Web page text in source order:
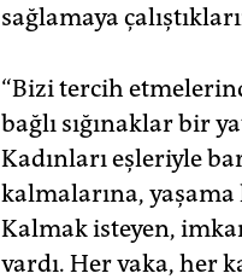
sağlamaya
“Bizi tercih
bağlı sığınaklar bir
Kadınları eşleriyle
kalmalarına, yaşama
Kalmak isteyen,
vardı. Her vaka, her